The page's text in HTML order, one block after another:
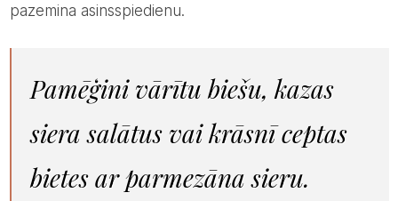
pazemina asinsspiedienu.
Pamēģini vārītu biešu, kazas
siera salātus vai krāsnī ceptas
bietes ar parmezāna sieru.